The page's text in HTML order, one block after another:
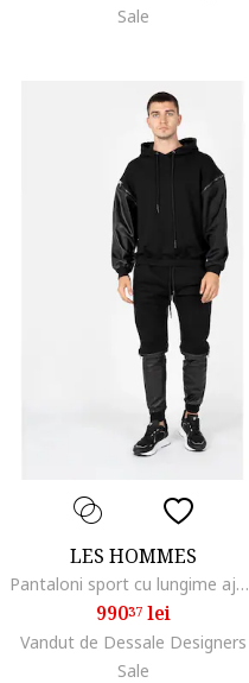
Sale
LES HOMMES
Pantaloni sport cu lungime ajustabila,
99037lei
Vandut de Dessale Designers
Sale